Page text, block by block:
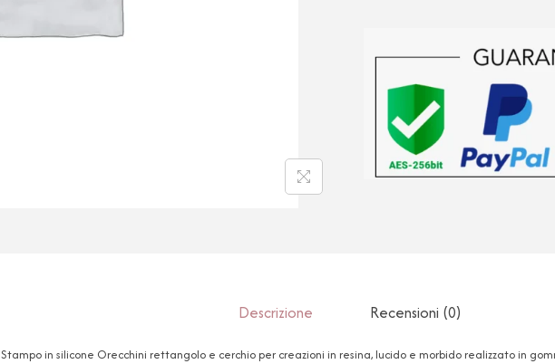
Descrizione Recensioni (0)
Stampo in silicone Orecchini rettangolo e cerchio per creazioni in resina, lucido e morbido realizzato in